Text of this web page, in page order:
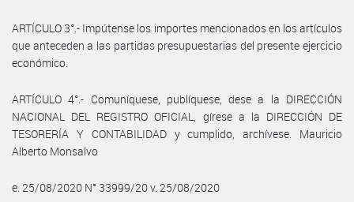
ARTÍCULO 3°.- Impútense los importes mencionados en los artículos
que anteceden a las partidas presupuestarias del presente ejercicio
económico.
ARTÍCULO 4°.- Comuníquese, publíquese, dese a la DIRECCIÓN
NACIONAL DEL REGISTRO OFICIAL, gírese a la DIRECCIÓN DE
TESORERÍA Y CONTABILIDAD y cumplido, archívese. Mauricio
Alberto Monsalvo
e. 25/08/2020 N° 33999/20 v. 25/08/2020